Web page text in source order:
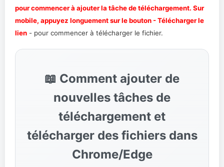
pour commencer à ajouter la tâche de téléchargement. Sur
mobile, appuyez longuement sur le bouton - Télécharger le
lien - pour commencer à télécharger le fichier.
📖 Comment ajouter de
nouvelles tâches de
téléchargement et
télécharger des fichiers dans
Chrome/Edge